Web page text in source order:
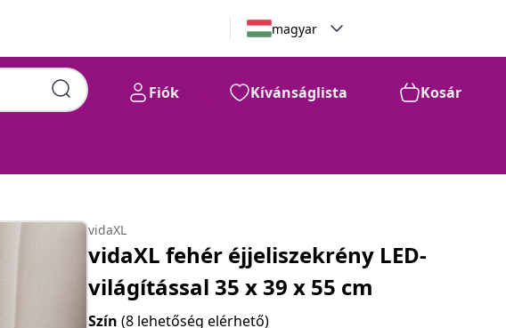
magyar
Fiók Kívánságlista Kosár
vidaXL
vidaXL fehér éjjeliszekrény LED-
világítással 35 x 39 x 55 cm
Szín(8 lehetőség elérhető)